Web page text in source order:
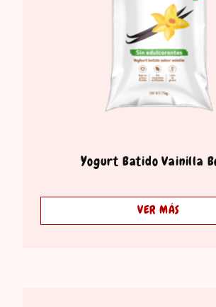
Yogurt Batido Vainilla
VER MÁS